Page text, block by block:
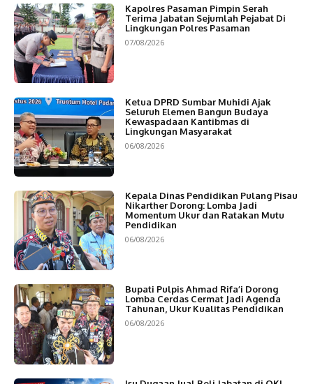
Kapolres Pasaman Pimpin Serah
Terima Jabatan Sejumlah Pejabat Di
Lingkungan Polres Pasaman
07/08/2026
Ketua DPRD Sumbar Muhidi Ajak
Seluruh Elemen Bangun Budaya
Kewaspadaan Kantibmas di
Lingkungan Masyarakat
06/08/2026
Kepala Dinas Pendidikan Pulang Pisau
Nikarther Dorong: Lomba Jadi
Momentum Ukur dan Ratakan Mutu
Pendidikan
06/08/2026
Bupati Pulpis Ahmad Rifa’i Dorong
Lomba Cerdas Cermat Jadi Agenda
Tahunan, Ukur Kualitas Pendidikan
06/08/2026